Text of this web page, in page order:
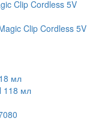
Clip Cordless 5V
мл